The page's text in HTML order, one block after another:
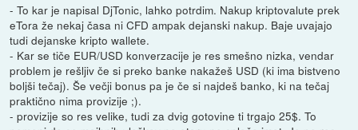
- To kar je napisal DjTonic, lahko potrdim. Nakup kriptovalute prek
eTora že nekaj časa ni CFD ampak dejanski nakup. Baje uvajajo
tudi dejanske kripto wallete.
- Kar se tiče EUR/USD konverzacije je res smešno nizka, vendar
problem je rešljiv če si preko banke nakažeš USD (ki ima bistveno
boljši tečaj). Še večji bonus pa je če si najdeš banko, ki na tečaj
praktično nima provizije ;).
- provizije so res velike, tudi za dvig gotovine ti trgajo 25$. To